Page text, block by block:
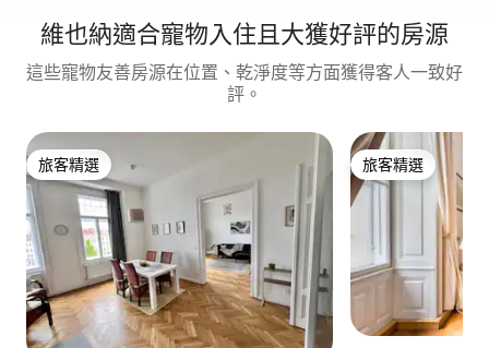
維也納適合寵物入住且大獲好評的房源
這些寵物友善房源在位置、乾淨度等方面獲得客人一致好
評。
旅客精選
旅客精選 旅客精選
旅客精選